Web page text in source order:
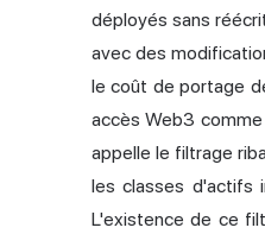
déployés sans
avec des
le coût de portage
accès Web3
appelle le filtrage
les classes d'actifs
L'existence de ce